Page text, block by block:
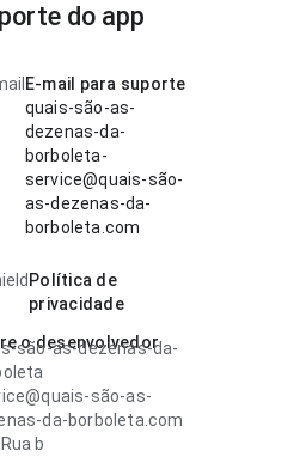
do app
E-mail para suporte
quais-são-as-
dezenas-da-
borboleta-
service@quais-são-
as-dezenas-da-
borboleta.com
Política de
privacidade
o desenvolvedor
são-as-dezenas-da-
são-as-
da-borboleta.com
b